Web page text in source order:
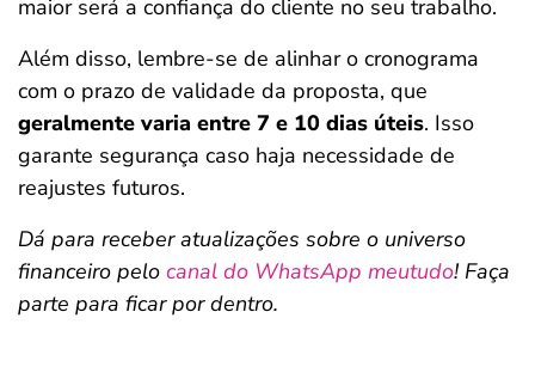
maior será a confiança do cliente no seu trabalho.
Além disso, lembre-se de alinhar o cronograma
com o prazo de validade da proposta, que
geralmente varia entre 7 e 10 dias úteis. Isso
garante segurança caso haja necessidade de
reajustes futuros.
Dá para receber atualizações sobre o universo
financeiro pelo canal do WhatsApp meutudo! Faça
parte para ficar por dentro.